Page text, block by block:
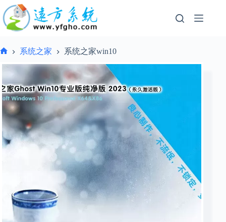
过
内
系统之家 系统之家win10